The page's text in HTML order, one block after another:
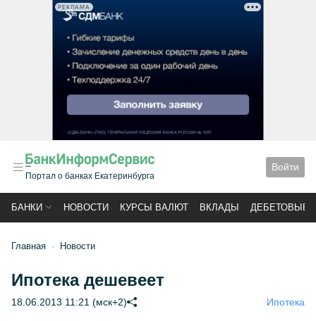
РЕКЛАМА
Портал о банках Екатеринбурга
Войти
БАНКИ НОВОСТИ КУРСЫ ВАЛЮТ ВКЛАДЫ ДЕБЕТОВЫЕ
Главная Новости
Ипотека дешевеет
18.06.2013 11:21 (мск+2) Ипотека